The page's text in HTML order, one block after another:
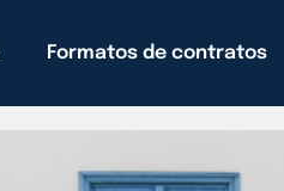
Formatos de contratos